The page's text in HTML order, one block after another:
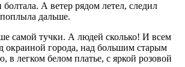
А ветер рядом летел, следил
дальше.
самой тучки. А людей сколько! И всем
окраиной города, над большим старым
легком белом платье, с яркой розовой